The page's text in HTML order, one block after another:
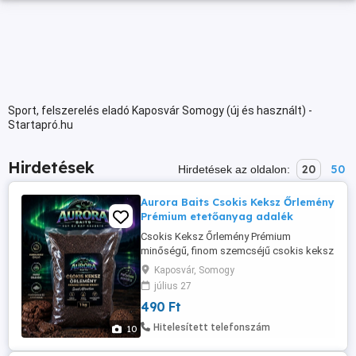
Sport, felszerelés eladó Kaposvár Somogy (új és használt) -
Startapró.hu
Hirdetések Hirdetések az oldalon: 20 50
10
Aurora Baits Csokis Keksz Őrlemény
Prémium etetőanyag adalék
Csokis Keksz Őrlemény Prémium
minőségű, finom szemcséjű csokis keksz
őrlemény, amely kiváló adalék
etetőanyagokhoz, method mixekhez,
stick mixekhez, főtt magvakhoz,
pelletekhez és bojlikhoz. A magas cukor-
és zsírtartalom, valamint az intenzív
vonzóvá teszi a pontyok, ...
Kaposvár, Somogy
július 27
490 Ft
Hitelesített telefonszám